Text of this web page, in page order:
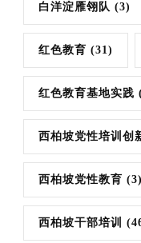
白洋淀雁翎队 (3)
红色教育 (31)
红色教育基地实践
西柏坡党性培训创
西柏坡党性教育 (3)
西柏坡干部培训